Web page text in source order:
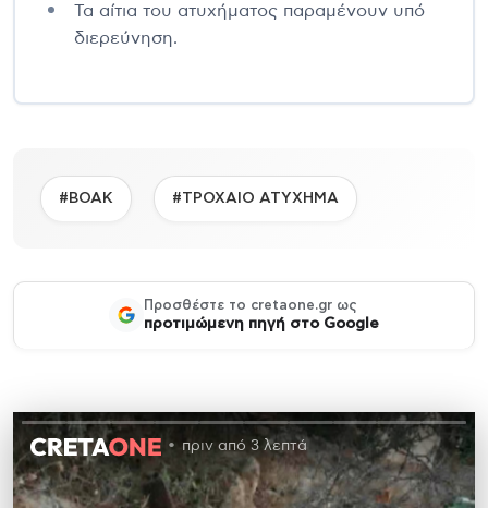
Τα αίτια του ατυχήματος παραμένουν υπό
διερεύνηση.
#ΒΟΑΚ #ΤΡΟΧΑΙΟ ΑΤΥΧΗΜΑ
Προσθέστε το cretaone.gr ως
προτιμώμενη πηγή στο Google
πριν από 3 λεπτά